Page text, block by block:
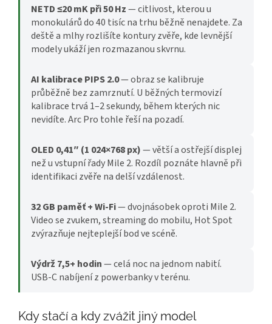
NETD ≤20 mK při 50 Hz— citlivost, kterou u
monokulárů do 40 tisíc na trhu běžně nenajdete. Za
deště a mlhy rozlišíte kontury zvěře, kde levnější
modely ukáží jen rozmazanou skvrnu.
AI kalibrace PIPS 2.0— obraz se kalibruje
průběžně bez zamrznutí. U běžných termovizí
kalibrace trvá 1–2 sekundy, během kterých nic
nevidíte. Arc Pro tohle řeší na pozadí.
OLED 0,41″ (1 024×768 px)— větší a ostřejší displej
než u vstupní řady Mile 2. Rozdíl poznáte hlavně při
identifikaci zvěře na delší vzdálenost.
32 GB paměť + Wi-Fi— dvojnásobek oproti Mile 2.
Video se zvukem, streaming do mobilu, Hot Spot
zvýrazňuje nejteplejší bod ve scéně.
Výdrž 7,5+ hodin— celá noc na jednom nabití.
USB-C nabíjení z powerbanky v terénu.
Kdy stačí a kdy zvážit jiný model